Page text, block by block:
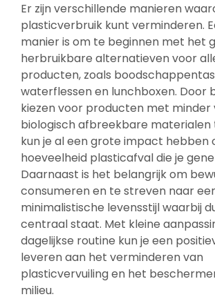
Er zijn verschillende manieren
plasticverbruik kunt verminderen.
manier is om te beginnen met het
herbruikbare alternatieven voor
producten, zoals
waterflessen en lunchboxen. Door
kiezen voor producten met minder
biologisch afbreekbare materialen
kun je al een grote impact hebben
hoeveelheid plasticafval die je
Daarnaast is het belangrijk om
consumeren en te streven naar
minimalistische levensstijl waarbij
centraal staat. Met kleine
dagelijkse routine kun je een
leveren aan het verminderen van
plasticvervuiling en het
milieu.